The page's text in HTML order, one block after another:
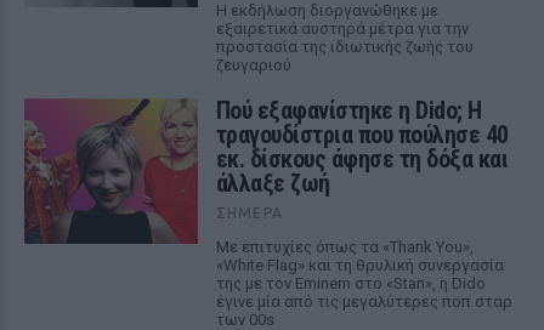
Η εκδήλωση διοργανώθηκε με
εξαιρετικά αυστηρά μέτρα για την
προστασία της ιδιωτικής ζωής του
ζευγαριού
Πού εξαφανίστηκε η Dido; Η
τραγουδίστρια που πούλησε 40
εκ. δίσκους άφησε τη δόξα και
άλλαξε ζωή
ΣΉΜΕΡΑ
Με επιτυχίες όπως τα «Thank You»,
«White Flag» και τη θρυλική συνεργασία
της με τον Eminem στο «Stan», η Dido
έγινε μία από τις μεγαλύτερες ποπ σταρ
των 00s